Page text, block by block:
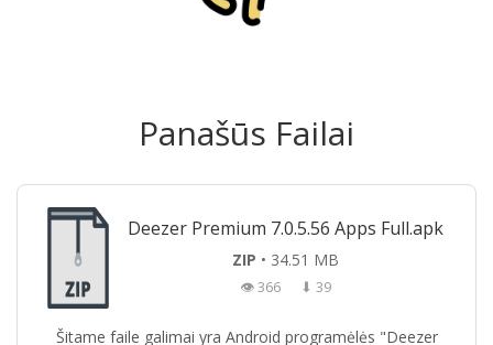
Panašūs Failai
Deezer Premium 7.0.5.56 Apps Full.apk
ZIP • 34.51 MB
👁 366 ⬇ 39
Šitame faile galimai yra Android programėlės "Deezer